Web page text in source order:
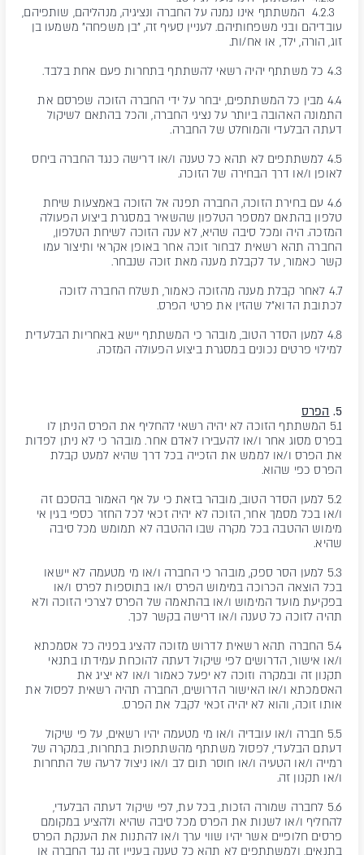
4.2.3 המשתתף אינו נמנה על החברה ונציגיה, מנהליהם, שותפיהם,
עובדיהם ובני משפחותיהם. לעניין סעיף זה, "בן משפחה" משמעו בן
זוג, הורה, ילד, או אח/ות.
4.3 כל משתתף יהיה רשאי להשתתף בתחרות פעם אחת בלבד.
4.4 מבין כל המשתתפים, יבחר על ידי החברה הזוכה שפרסם את
התמונה האהובה ביותר על נציגי החברה, והכל בהתאם לשיקול
דעתה הבלעדי והמוחלט של החברה.
4.5 למשתתפים לא תהא כל טענה ו/או דרישה כנגד החברה ביחס
לאופן ו/או דרך הבחירה של הזוכה.
4.6 עם בחירת הזוכה, החברה תפנה אל הזוכה באמצעות שיחת
טלפון בהתאם למספר הטלפון שהשאיר במסגרת ביצוע הפעולה
המזכה. היה ומכל סיבה שהיא, לא ענה הזוכה לשיחת הטלפון,
החברה תהא רשאית לבחור זוכה אחר באופן אקראי ותיצור עמו
קשר כאמור, עד לקבלת מענה מאת זוכה שנבחר.
4.7 לאחר קבלת מענה מהזוכה כאמור, תשלח החברה לזוכה
לכתובת הדוא"ל שהזין את פרטי הפרס.
4.8 למען הסדר הטוב, מובהר כי המשתתף יישא באחריות הבלעדית
למילוי פרטים נכונים במסגרת ביצוע הפעולה המזכה.
5. הפרס
5.1 המשתתף הזוכה לא יהיה רשאי להחליף את הפרס הניתן לו
בפרס מסוג אחר ו/או להעבירו לאדם אחר. מובהר כי לא ניתן לפדות
את הפרס ו/או לממש את הזכייה בכל דרך שהיא למעט קבלת
הפרס כפי שהוא.
5.2 למען הסדר הטוב, מובהר בזאת כי על אף האמור בהסכם זה
ו/או בכל מסמך אחר, הזוכה לא יהיה זכאי לכל החזר כספי בגין אי
מימוש ההטבה בכל מקרה שבו ההטבה לא תמומש מכל סיבה
שהיא.
5.3 למען הסר ספק, מובהר כי החברה ו/או מי מטעמה לא יישאו
בכל הוצאה הכרוכה במימוש הפרס ו/או בתוספות לפרס ו/או
בפקיעת מועד המימוש ו/או בהתאמה של הפרס לצרכי הזוכה ולא
תהיה לזוכה כל טענה ו/או דרישה בקשר לכך.
5.4 החברה תהא רשאית לדרוש מזוכה להציג בפניה כל אסמכתא
ו/או אישור, הדרושים לפי שיקול דעתה להוכחת עמידתו בתנאי
תקנון זה ובמקרה וזוכה לא יפעל כאמור ו/או לא יציג את
האסמכתא ו/או האישור הדרושים, החברה תהיה רשאית לפסול את
אותו זוכה, והוא לא יהיה זכאי לקבל את הפרס.
5.5 חברה ו/או עובדיה ו/או מי מטעמה יהיו רשאים, על פי שיקול
דעתם הבלעדי, לפסול משתתף מהשתתפות בתחרות, במקרה של
רמייה ו/או הטעיה ו/או חוסר תום לב ו/או ניצול לרעה של התחרות
ו/או תקנון זה.
5.6 לחברה שמורה הזכות, בכל עת, לפי שיקול דעתה הבלעדי,
להחליף ו/או לשנות את הפרס מכל סיבה שהיא ולהציע במקומם
פרסים חלופיים אשר יהיו שווי ערך ו/או להתנות את הענקת הפרס
בתנאים, ולמשתתפים לא תהא כל טענה בעניין זה נגד החברה או